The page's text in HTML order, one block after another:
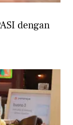
dengan